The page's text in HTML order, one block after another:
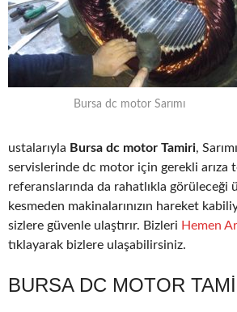
Bursa dc motor Sarımı
ustalarıyla Bursa dc motor Tamiri,
servislerinde dc motor için gerekli arıza
referanslarında da rahatlıkla görüleceği
kesmeden makinalarınızın hareket
sizlere güvenle ulaştırır. Bizleri Hemen
tıklayarak bizlere ulaşabilirsiniz.
BURSA DC MOTOR